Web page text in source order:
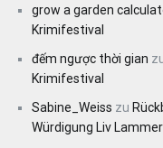
grow a garden
Krimifestival
đếm ngược thời gian
Krimifestival
Sabine_Weiss zu
Würdigung Liv